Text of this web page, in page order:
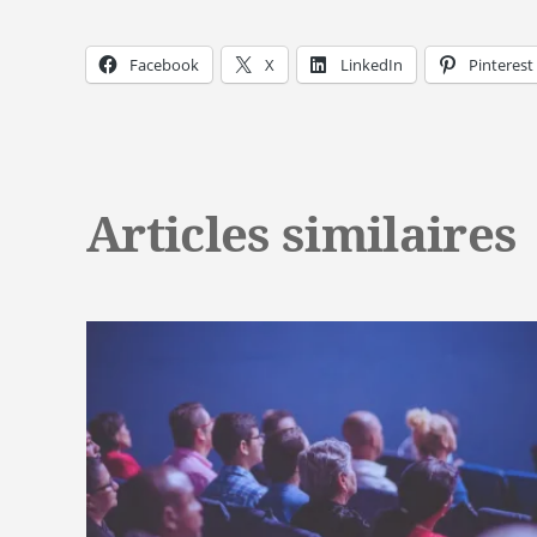
Facebook X LinkedIn Pinterest
Articles similaires